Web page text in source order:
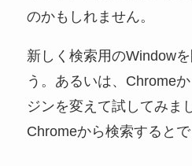
のかもしれません。
新しく検索用のWindow
う。あるいは、Chrome
ジンを変えて試してみま
Chromeから検索するとで